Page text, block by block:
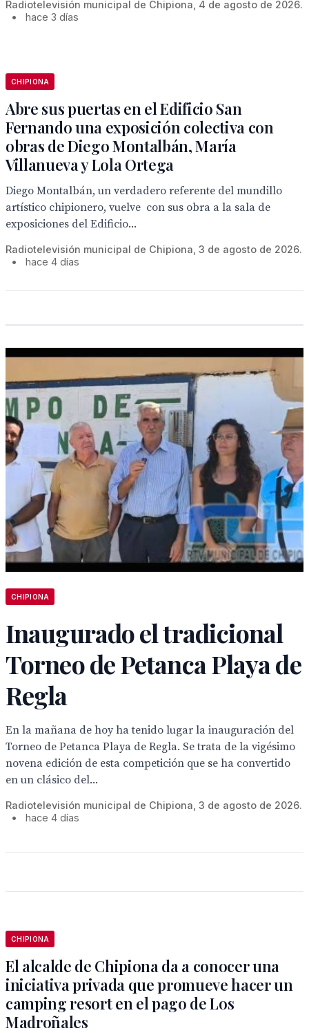
Radiotelevisión municipal de Chipiona, 4 de agosto de 2026.
•
hace 3 días
CHIPIONA
Abre sus puertas en el Edificio San
Fernando una exposición colectiva con
obras de Diego Montalbán, María
Villanueva y Lola Ortega
Diego Montalbán, un verdadero referente del mundillo
artístico chipionero, vuelve con sus obra a la sala de
exposiciones del Edificio...
Radiotelevisión municipal de Chipiona, 3 de agosto de 2026.
•
hace 4 días
CHIPIONA
Inaugurado el tradicional
Torneo de Petanca Playa de
Regla
En la mañana de hoy ha tenido lugar la inauguración del
Torneo de Petanca Playa de Regla. Se trata de la vigésimo
novena edición de esta competición que se ha convertido
en un clásico del...
Radiotelevisión municipal de Chipiona, 3 de agosto de 2026.
•
hace 4 días
CHIPIONA
El alcalde de Chipiona da a conocer una
iniciativa privada que promueve hacer un
camping resort en el pago de Los
Madroñales